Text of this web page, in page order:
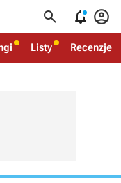
  
Listy Recenzje